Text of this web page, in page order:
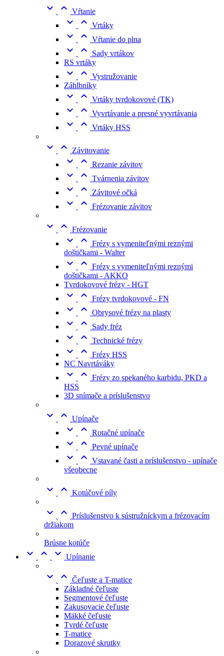
  Vŕtanie
  Vrtáky
  Vŕtanie do plna
 
Sady vrtákov
RS vrtáky
  Vystružovanie
Záhlbníky
  Vrtáky tvrdokovové (TK)
  Vyvrtávanie a presné vyvrtávania
  Vrtáky HSS
  Závitovanie
  Rezanie závitov
  Tvárnenia závitov
  Závitové očká
  Frézovanie závitov
  Frézovanie
  Frézy s vymeniteľnými reznými
doštičkami - Walter
  Frézy s vymeniteľnými reznými
doštičkami - AKKO
Tvrdokovové frézy - HGT
  Frézy tvrdokovové - FN
  Obrysové frézy na plasty
  Sady fréz
  Technické frézy
  Frézy HSS
NC Navrtáváky
  Frézy zo spekaného karbidu, PKD a
HSS
3D snímače a príslušenstvo
  Upínače
  Rotačné upínače
  Pevné upínače
  Vstavané časti a príslušenstvo - upínače
všeobecne
  Kotúčové píly
  Príslušenstvo k sústružníckym a frézovacím
držiakom
Brúsne kotúče
   Upínanie
  Čeľuste a T-matice
Základné čeľuste
Segmentové čeľuste
Zakusovacie čeľuste
Mäkké čeľuste
Tvrdé čeľuste
T-matice
Dorazové skrutky